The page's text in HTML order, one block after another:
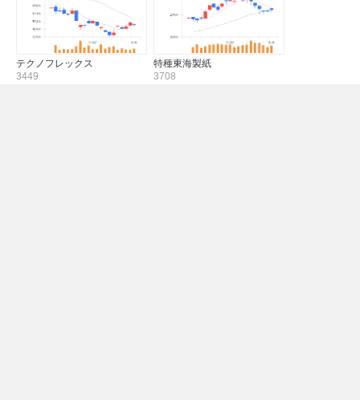
テクノフレックス
3449
特種東海製紙
3708